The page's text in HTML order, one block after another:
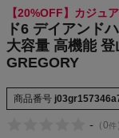
リュック GRE
GORY
THE NORTH FACE
NIKE
CHUMS
【20%OFF】カジュ
ド6 デイアンド
大容量 高機能
GREGORY
商品番号
- （0件